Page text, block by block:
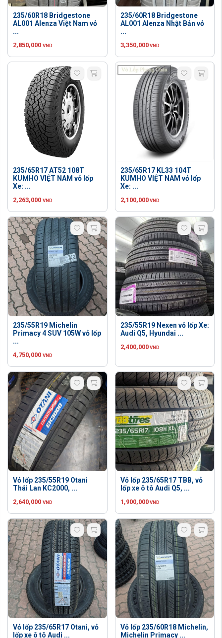
235/60R18 Bridgestone
AL001 Alenza Việt Nam vỏ
...
2,850,000 VND
235/60R18 Bridgestone
AL001 Alenza Nhật Bản vỏ
...
3,350,000 VND
235/65R17 AT52 108T
KUMHO VIỆT NAM vỏ lốp
Xe: ...
2,263,000 VND
235/65R17 KL33 104T
KUMHO VIỆT NAM vỏ lốp
Xe: ...
2,100,000 VND
235/55R19 Michelin
Primacy 4 SUV 105W vỏ lốp
...
4,750,000 VND
235/55R19 Nexen vỏ lốp Xe:
Audi Q5, Hyundai ...
2,400,000 VND
Vỏ lốp 235/55R19 Otani
Thái Lan KC2000, ...
2,640,000 VND
Vỏ lốp 235/65R17 TBB, vỏ
lốp xe ô tô Audi Q5, ...
1,900,000 VND
Vỏ lốp 235/65R17 Otani, vỏ
lốp xe ô tô Audi ...
Vỏ lốp 235/60R18 Michelin,
Michelin Primacy ...